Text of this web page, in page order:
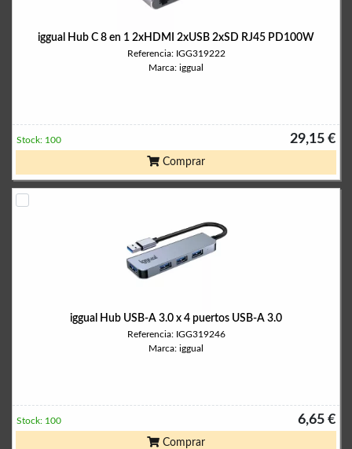
iggual Hub C 8 en 1 2xHDMI 2xUSB 2xSD RJ45 PD100W
Referencia: IGG319222
Marca: iggual
29,15 €
Stock: 100
Comprar
iggual Hub USB-A 3.0 x 4 puertos USB-A 3.0
Referencia: IGG319246
Marca: iggual
6,65 €
Stock: 100
Comprar